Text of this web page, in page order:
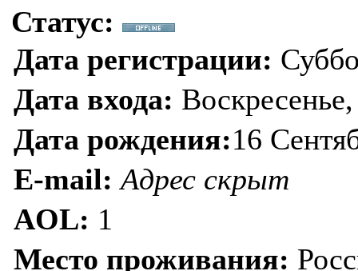
Статус:
Дата регистрации:
Дата входа:
Дата рождения:16
E-mail: Адрес скрыт
AOL: 1
Место проживания: